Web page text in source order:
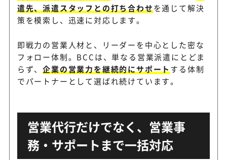
遣先、派遣スタッフとの打ち合わせを通じて解決
策を模索し、迅速に対応します。
即戦力の営業人材と、リーダーを中心とした密な
フォロー体制。BCCは、単なる営業派遣にとどま
らず、企業の営業力を継続的にサポートする体制
でパートナーとして選ばれ続けています。
営業代行だけでなく、営業事
務・サポートまで一括対応